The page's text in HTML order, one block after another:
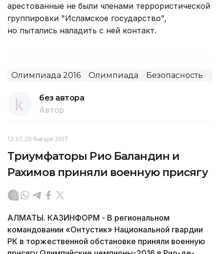
арестованные не были членами террористической
группировки "Исламское государство",
но пытались наладить с ней контакт.
Олимпиада 2016 Олимпиада Безопасность
без автора
Автор
13:37, 20 Января 2017
Триумфаторы Рио Баландин и
Рахимов приняли военную присягу
АЛМАТЫ. КАЗИНФОРМ - В региональном
командовании «Онтустик» Национальной гвардии
РК в торжественной обстановке приняли военную